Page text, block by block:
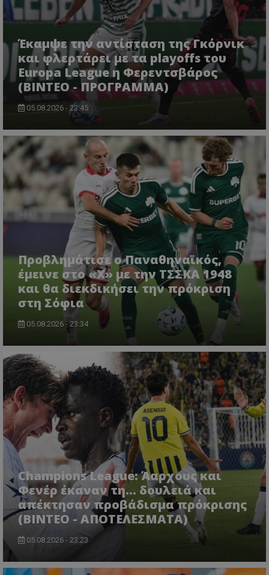
Έκαμψε την αντίσταση της Γκόρνικ
και φλερτάρει με τα playoffs του
Europa League η Φερεντσβάρος
(ΒΙΝΤΕΟ - ΠΡΟΓΡΑΜΜΑ)
05.08.2026 - 23:45
Προβλημάτισε ο Παναθηναϊκός,
έμεινε στο «Χ» με την ΤΣΣΚΑ 1948
και θα διεκδικήσει την πρόκριση
στη Σόφια
05.08.2026 - 23:34
Champions League: Άαρχους και
Φενέρ έκαναν τη... δουλειά και
απέκτησαν προβάδισμα πρόκρισης
(ΒΙΝΤΕΟ - ΑΠΟΤΕΛΕΣΜΑΤΑ)
05.08.2026 - 23:23